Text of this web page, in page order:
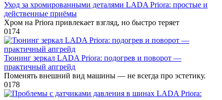
Уход за хромированными деталями LADA Priora: простые и
действенные приёмы
Хром на Priora привлекает взгляд, но быстро теряет
0174
Тюнинг зеркал LADA Priora: подогрев и поворот —
практичный апгрейд
Поменять внешний вид машины — не всегда про эстетику.
0178